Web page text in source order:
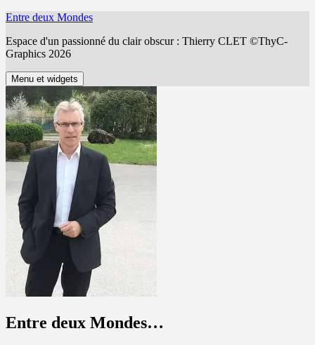
Aller
contenu
Entre deux Mondes
Espace d'un passionné du clair obscur : Thierry CLET ©ThyC-
Graphics 2026
Menu et widgets
Entre deux Mondes…